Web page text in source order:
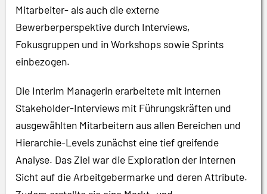
Mitarbeiter- als auch die externe
Bewerberperspektive durch Interviews,
Fokusgruppen und in Workshops sowie Sprints
einbezogen.
Die Interim Managerin erarbeitete mit internen
Stakeholder-Interviews mit Führungskräften und
ausgewählten Mitarbeitern aus allen Bereichen und
Hierarchie-Levels zunächst eine tief greifende
Analyse. Das Ziel war die Exploration der internen
Sicht auf die Arbeitgebermarke und deren Attribute.